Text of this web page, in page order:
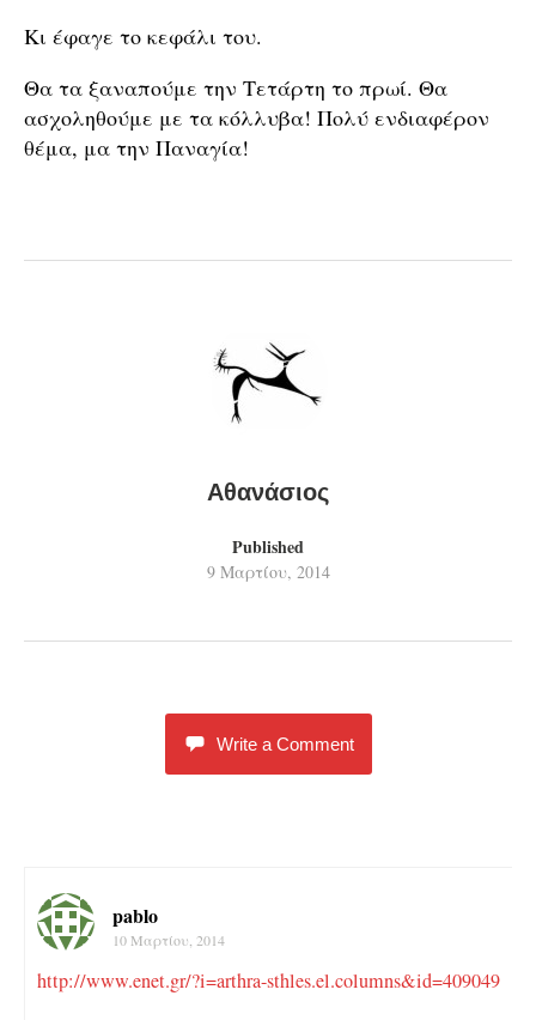
Κι έφαγε το κεφάλι του.
Θα τα ξαναπούμε την Τετάρτη το πρωί. Θα
ασχοληθούμε με τα κόλλυβα! Πολύ ενδιαφέρον
θέμα, μα την Παναγία!
Αθανάσιος
Published
9 Μαρτίου, 2014
Write a Comment
pablo
10 Μαρτίου, 2014
http://www.enet.gr/?i=arthra-sthles.el.columns&id=409049